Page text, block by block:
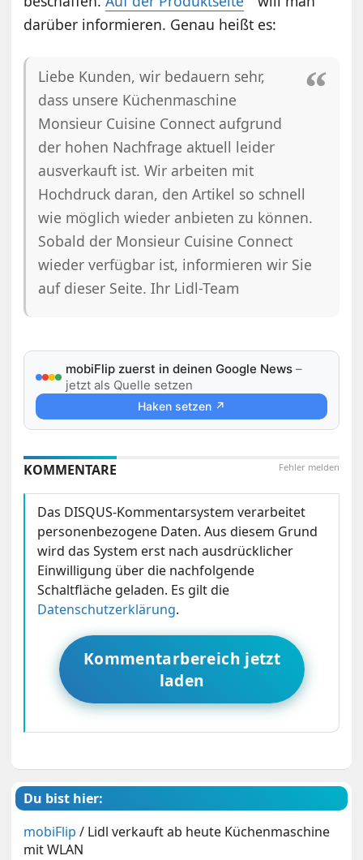
darüber informieren. Genau heißt es:
Liebe Kunden, wir bedauern sehr,
dass unsere Küchenmaschine
Monsieur Cuisine Connect aufgrund
der hohen Nachfrage aktuell leider
ausverkauft ist. Wir arbeiten mit
Hochdruck daran, den Artikel so schnell
wie möglich wieder anbieten zu können.
Sobald der Monsieur Cuisine Connect
wieder verfügbar ist, informieren wir Sie
auf dieser Seite. Ihr Lidl-Team
mobiFlip zuerst in deinen Google News –
jetzt als Quelle setzen
Haken setzen ↗
Fehler melden
KOMMENTARE
Das DISQUS-Kommentarsystem verarbeitet
personenbezogene Daten. Aus diesem Grund
wird das System erst nach ausdrücklicher
Einwilligung über die nachfolgende
Schaltfläche geladen. Es gilt die
Datenschutzerklärung.
Kommentarbereich jetzt
laden
Du bist hier:
mobiFlip / Lidl verkauft ab heute Küchenmaschine
mit WLAN